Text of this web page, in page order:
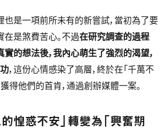
也是一項前所未有的新嘗試，當初為了要
在是煞費苦心。不過在研究調查的過程
實的想法後，我內心萌生了強烈的渴望，
，這份心情感染了高層，終於在「千萬不
得他們的首肯，通過創辦媒體一案。
惶惑不安」轉變為「興奮期